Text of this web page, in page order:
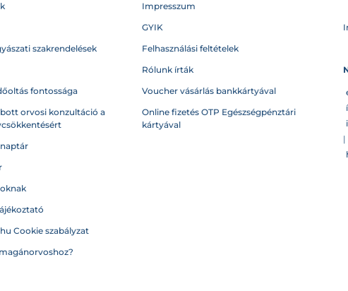
szakrendelések
fontossága
orvosi konzultáció a
Cookie szabályzat
Impresszum
GYIK
Felhasználási feltételek
Rólunk írták
Voucher vásárlás bankkártyával
Online fizetés OTP Egészségpénztári
kártyával
|